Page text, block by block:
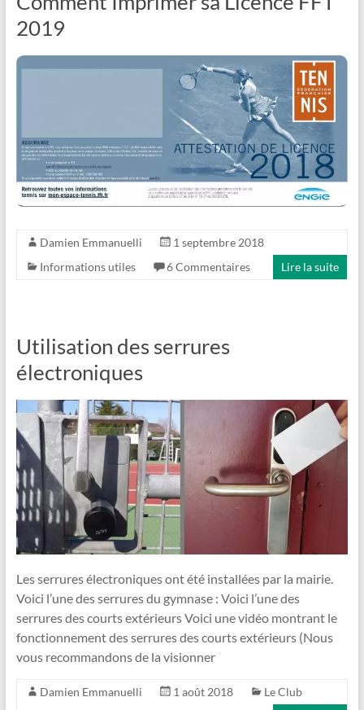
2019
Damien Emmanuelli
1 septembre 2018
Informations utiles
6 Commentaires Lire la suite
Utilisation des serrures
électroniques
Les serrures électroniques ont été installées par la mairie.
Voici l’une des serrures du gymnase : Voici l’une des
serrures des courts extérieurs Voici une vidéo montrant le
fonctionnement des serrures des courts extérieurs (Nous
vous recommandons de la visionner
Damien Emmanuelli 1 août 2018
Le Club